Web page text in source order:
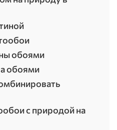
обоями
обоями
с природой на